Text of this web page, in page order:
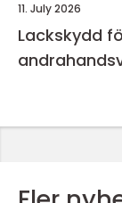
11. July 2026
Lackskydd för bil så behålls